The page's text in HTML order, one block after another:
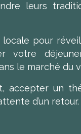
leurs
pour
votre
le marché du
accepter un
d’un retour.